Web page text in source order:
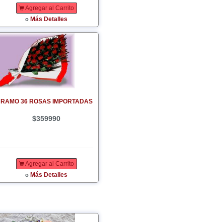
Agregar al Carrito
o Más Detalles
RAMO 36 ROSAS IMPORTADAS
$359990
Agregar al Carrito
o Más Detalles